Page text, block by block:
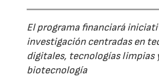
El programa financiará
investigación centradas en
digitales, tecnologías limpias
biotecnología